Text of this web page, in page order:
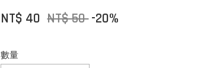
NT$ 40 NT$ 50-20%
數量